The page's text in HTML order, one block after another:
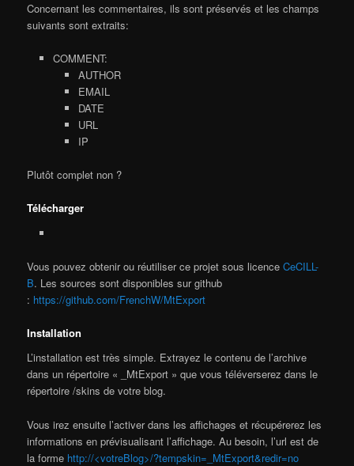
Concernant les commentaires, ils sont préservés et les champs
suivants sont extraits:
COMMENT:
AUTHOR
EMAIL
DATE
URL
IP
Plutôt complet non ?
Télécharger
Vous pouvez obtenir ou réutiliser ce projet sous licenceCeCILL-
B. Les sources sont disponibles sur github
: https://github.com/FrenchW/MtExport
Installation
L’installation est très simple. Extrayez le contenu de l’archive
dans un répertoire « _MtExport » que vous téléverserez dans le
répertoire /skins de votre blog.
Vous irez ensuite l’activer dans les affichages et récupérerez les
informations en prévisualisant l’affichage. Au besoin, l’url est de
la forme http://<votreBlog>/?tempskin=_MtExport&redir=no